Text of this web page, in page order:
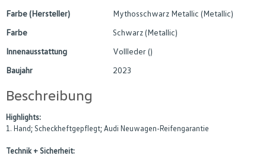
Farbe (Hersteller)
Mythosschwarz Metallic (Metallic)
Farbe
Schwarz (Metallic)
Innenausstattung
Vollleder ()
Baujahr
2023
Beschreibung
Highlights:
1. Hand; Scheckheftgepflegt; Audi Neuwagen-Reifengarantie
Technik + Sicherheit: